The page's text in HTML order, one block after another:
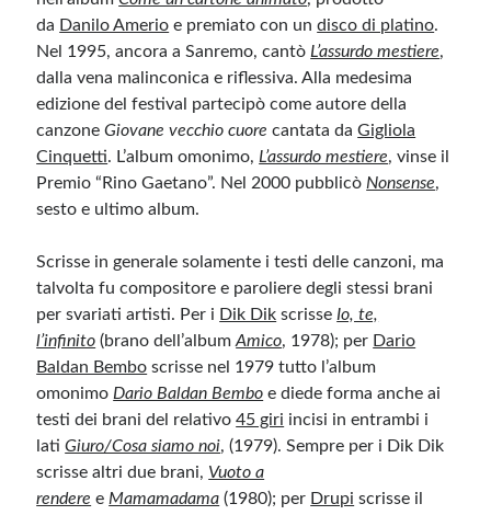
da Danilo Amerio e premiato con undisco di platino.
Nel 1995, ancora a Sanremo, cantò L’assurdo mestiere,
dalla vena malinconica e riflessiva. Alla medesima
edizione del festival partecipò come autore della
canzoneGiovane vecchio cuore cantata daGigliola
Cinquetti. L’album omonimo, L’assurdo mestiere, vinse il
Premio “Rino Gaetano”. Nel 2000 pubblicò Nonsense,
sesto e ultimo album.
Scrisse in generale solamente i testi delle canzoni, ma
talvolta fu compositore e paroliere degli stessi brani
per svariati artisti. Per i Dik Dik scrisse Io, te,
l’infinito (brano dell’albumAmico, 1978); per Dario
Baldan Bembo scrisse nel 1979 tutto l’album
omonimo Dario Baldan Bembo e diede forma anche ai
testi dei brani del relativo45 giri incisi in entrambi i
latiGiuro/Cosa siamo noi, (1979). Sempre per i Dik Dik
scrisse altri due brani, Vuoto a
rendere e Mamamadama (1980); per Drupi scrisse il